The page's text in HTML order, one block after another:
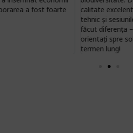
calitate excelentă, obținute într-un
tehnic și sesiunile de training oferite
făcut diferența – profesioniști
orientați spre soluții. O colaborare